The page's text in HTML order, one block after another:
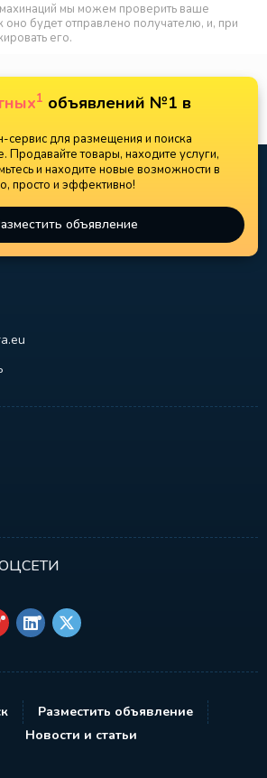
мы можем проверить ваше
оно будет отправлено получателю, и, при
его.
1 объявлений №1 в
для размещения и поиска
Продавайте товары, находите услуги,
и находите новые возможности в
просто и эффективно!
объявление
Разместить объявление
Новости и статьи